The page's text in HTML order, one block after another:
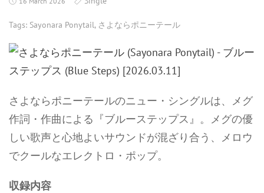
Tags: Sayonara Ponytail, さよならポニーテール
さよならポニーテールのニュー・シングルは、メグ
作詞・作曲による『ブルーステップス』。メグの優
しい歌声と心地よいサウンドが混ざり合う、メロウ
でクールなエレクトロ・ポップ。
収録内容